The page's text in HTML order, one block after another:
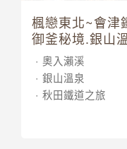
楓戀東北~會津
御釜秘境.銀山
奧入瀨溪
銀山溫泉
秋田鐵道之旅